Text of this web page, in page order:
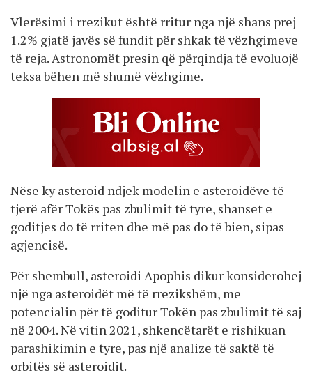
Vlerësimi i rrezikut është rritur nga një shans prej
1.2% gjatë javës së fundit për shkak të vëzhgimeve
të reja. Astronomët presin që përqindja të evoluojë
teksa bëhen më shumë vëzhgime.
Nëse ky asteroid ndjek modelin e asteroidëve të
tjerë afër Tokës pas zbulimit të tyre, shanset e
goditjes do të rriten dhe më pas do të bien, sipas
agjencisë.
Për shembull, asteroidi Apophis dikur konsiderohej
një nga asteroidët më të rrezikshëm, me
potencialin për të goditur Tokën pas zbulimit të saj
në 2004. Në vitin 2021, shkencëtarët e rishikuan
parashikimin e tyre, pas një analize të saktë të
orbitës së asteroidit.